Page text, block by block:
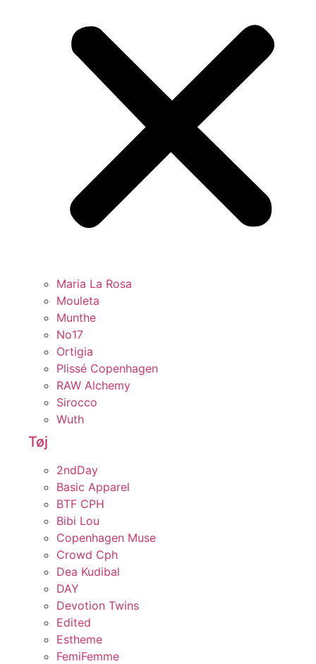
Maria La Rosa
Mouleta
Munthe
No17
Ortigia
Plissé Copenhagen
RAW Alchemy
Sirocco
Wuth
Tøj
2ndDay
Basic Apparel
BTF CPH
Bibi Lou
Copenhagen Muse
Crowd Cph
Dea Kudibal
DAY
Devotion Twins
Edited
Estheme
FemiFemme